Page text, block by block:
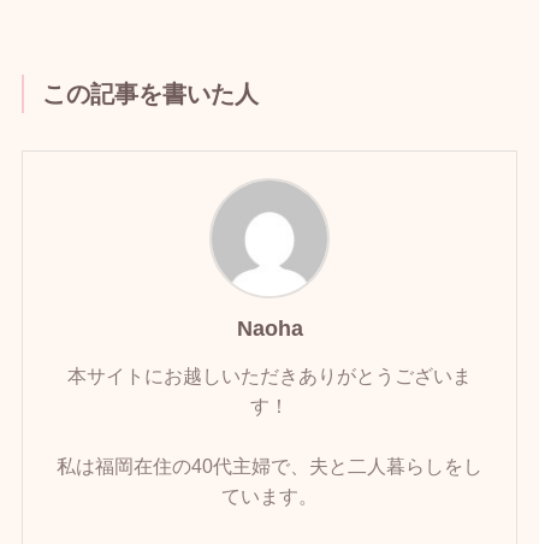
この記事を書いた人
Naoha
本サイトにお越しいただきありがとうございま
す！
私は福岡在住の40代主婦で、夫と二人暮らしをし
ています。